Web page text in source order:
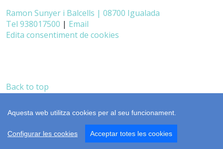
Aquesta web utilitza cookies per al seu funcionament.
Configurar les cookies Acceptar totes les cookies
Ramon Sunyer i Balcells | 08700 Igualada
Tel 938017500 | Email
Edita consentiment de cookies
Back to top
realització cdnet